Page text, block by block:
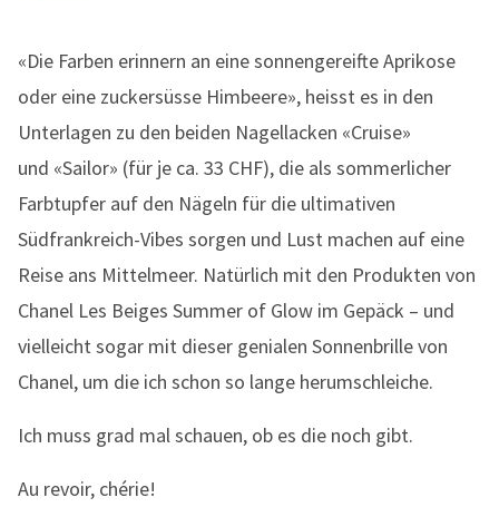
«Die Farben erinnern an eine sonnengereifte Aprikose
oder eine zuckersüsse Himbeere», heisst es in den
Unterlagen zu den beiden Nagellacken «Cruise»
und «Sailor» (für je ca. 33 CHF), die als sommerlicher
Farbtupfer auf den Nägeln für die ultimativen
Südfrankreich-Vibes sorgen und Lust machen auf eine
Reise ans Mittelmeer. Natürlich mit den Produkten von
Chanel Les Beiges Summer of Glow im Gepäck – und
vielleicht sogar mit dieser genialen Sonnenbrille von
Chanel, um die ich schon so lange herumschleiche.
Ich muss grad mal schauen, ob es die noch gibt.
Au revoir, chérie!